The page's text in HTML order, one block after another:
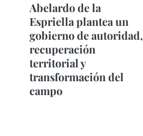
Abelardo de la
Espriella plantea un
gobierno de autoridad,
recuperación
territorial y
transformación del
campo